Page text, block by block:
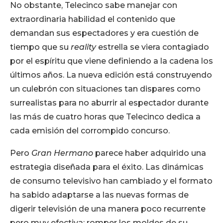
No obstante, Telecinco sabe manejar con
extraordinaria habilidad el contenido que
demandan sus espectadores y era cuestión de
tiempo que su realityestrella se viera contagiado
por el espíritu que viene definiendo a la cadena los
últimos años. La nueva edición está construyendo
un culebrón con situaciones tan dispares como
surrealistas para no aburrir al espectador durante
las más de cuatro horas que Telecinco dedica a
cada emisión del corrompido concurso.
Pero Gran Hermano parece haber adquirido una
estrategia diseñada para el éxito. Las dinámicas
de consumo televisivo han cambiado y el formato
ha sabido adaptarse a las nuevas formas de
digerir televisión de una manera poco recurrente